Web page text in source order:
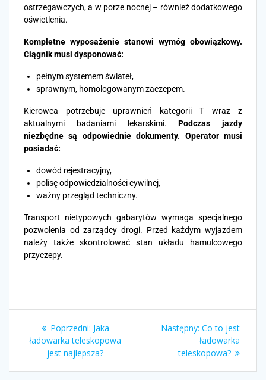
ostrzegawczych, a w porze nocnej – również dodatkowego
oświetlenia.
Kompletne wyposażenie stanowi wymóg obowiązkowy.
Ciągnik musi dysponować:
pełnym systemem świateł,
sprawnym, homologowanym zaczepem.
Kierowca potrzebuje uprawnień kategorii T wraz z
aktualnymi badaniami lekarskimi.Podczas jazdy
niezbędne są odpowiednie dokumenty.
Operator musi
posiadać:
dowód rejestracyjny,
polisę odpowiedzialności cywilnej,
ważny przegląd techniczny.
Transport nietypowych gabarytów wymaga specjalnego
pozwolenia od zarządcy drogi. Przed każdym wyjazdem
należy także skontrolować stan układu hamulcowego
przyczepy.
Poprzedni: Jaka
ładowarka teleskopowa
jest najlepsza?
Następny: Co to jest
ładowarka
teleskopowa?